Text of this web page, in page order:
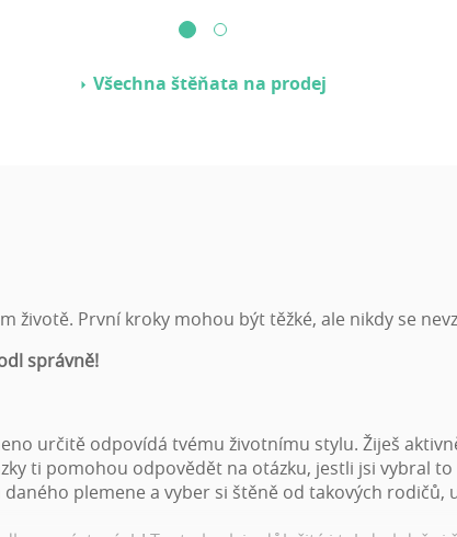
Všechna štěňata na prodej
životě. První kroky mohou být těžké, ale nikdy se
správně!
určitě odpovídá tvému životnímu stylu. Žiješ
ti pomohou odpovědět na otázku, jestli jsi vybral
plemene a vyber si štěně od takových rodičů,